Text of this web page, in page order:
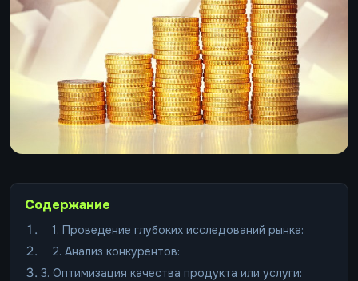
Содержание
1. Проведение глубоких исследований рынка:
2. Анализ конкурентов:
3. Оптимизация качества продукта или услуги: